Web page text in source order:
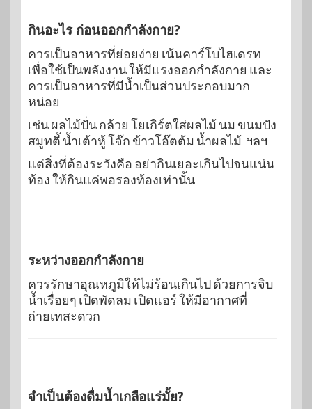
กินอะไร ก่อนออกกำลังกาย?
ควรเป็นอาหารที่ย่อยง่าย เน้นคาร์โบไฮเดรท
เพื่อใช้เป็นพลังงาน ให้มีแรงออกกำลังกาย และ
ควรเป็นอาหารที่มีน้ำเป็นส่วนประกอบมาก
หน่อย
เช่น ผลไม้ปั่น กล้วย โยเกิร์ตใส่ผลไม้ นม ขนมปัง
สมูทตี้ น้ำเต้าหู้ โจ๊ก ข้าวโอ๊ตต้ม น้ำผลไม้ ฯลฯ
แต่สิ่งที่ต้องระวังคือ อย่ากินเยอะเกินไปจนแน่น
ท้อง ให้กินแค่พอรองท้องเท่านั้น
ระหว่างออกกำลังกาย
ควรรักษาอุณหภูมิให้ไม่ร้อนเกินไป ด้วยการจิบ
น้ำเรื่อยๆ เปิดพัดลม เปิดแอร์ ให้มีอากาศที่
ถ่ายเทสะดวก
จำเป็นต้องดื่มน้ำเกลือแร่มั้ย?